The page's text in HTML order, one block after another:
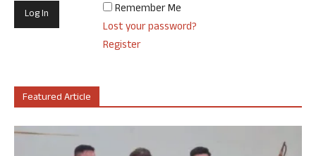
Remember Me
Lost your password?
Register
Featured Article